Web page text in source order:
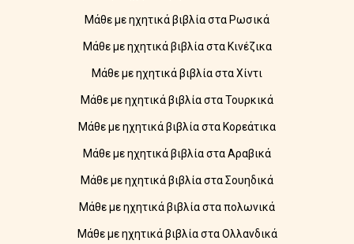
Μάθε με ηχητικά βιβλία στα Ρωσικά
Μάθε με ηχητικά βιβλία στα Κινέζικα
Μάθε με ηχητικά βιβλία στα Χίντι
Μάθε με ηχητικά βιβλία στα Τουρκικά
Μάθε με ηχητικά βιβλία στα Κορεάτικα
Μάθε με ηχητικά βιβλία στα Αραβικά
Μάθε με ηχητικά βιβλία στα Σουηδικά
Μάθε με ηχητικά βιβλία στα πολωνικά
Μάθε με ηχητικά βιβλία στα Ολλανδικά